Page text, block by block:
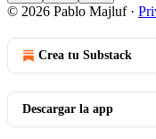
© 2026 Pablo Majluf·
Crea tu Substack
Descargar la app